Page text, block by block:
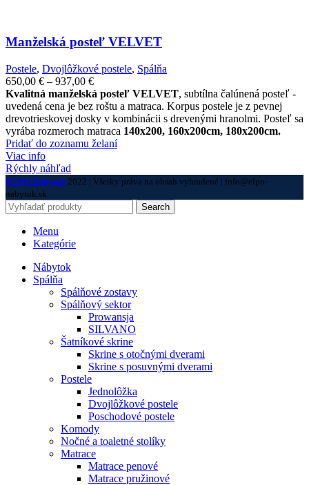
Manželská posteľ VELVET
Postele, Dvojlôžkové postele, Spálňa
650,00 € – 937,00 €Price
range:
650,00 €
through
937,00 €
Kvalitná manželská posteľ VELVET, subtílna čalúnená posteľ -
uvedená cena je bez roštu a matraca. Korpus postele je z pevnej
drevotrieskovej dosky v kombinácii s drevenými hranolmi. Posteľ sa
vyrába rozmeroch matraca 140x200, 160x200cm, 180x200cm.
Pridať do zoznamu želaní
Viac info
Rýchly náhľad
ELPO Nábytok 2022 | Všetky práva na obsah vyhradené | info@elpo-
nabytok.sk
Search
Menu
Kategórie
Nábytok
Spálňa
Spálňové zostavy
Spálňový sektor
Prowansja
SILVANO
Šatníkové skrine
Skrine s otočnými dverami
Skrine s posuvnými dverami
Postele
Jednolôžka
Dvojlôžkové postele
Poschodové postele
Komody
Nočné a toaletné stolíky
Matrace
Matrace penové
Matrace pružinové